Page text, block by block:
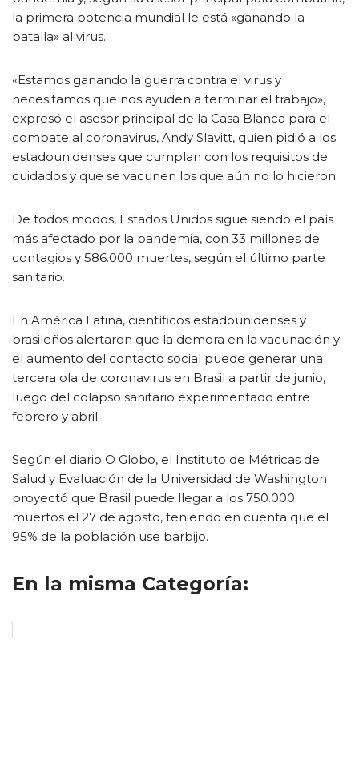
la primera potencia mundial le está «ganando la
batalla» al virus.
«Estamos ganando la guerra contra el virus y
necesitamos que nos ayuden a terminar el trabajo»,
expresó el asesor principal de la Casa Blanca para el
combate al coronavirus, Andy Slavitt, quien pidió a los
estadounidenses que cumplan con los requisitos de
cuidados y que se vacunen los que aún no lo hicieron.
De todos modos, Estados Unidos sigue siendo el país
más afectado por la pandemia, con 33 millones de
contagios y 586.000 muertes, según el último parte
sanitario.
En América Latina, científicos estadounidenses y
brasileños alertaron que la demora en la vacunación y
el aumento del contacto social puede generar una
tercera ola de coronavirus en Brasil a partir de junio,
luego del colapso sanitario experimentado entre
febrero y abril.
Según el diario O Globo, el Instituto de Métricas de
Salud y Evaluación de la Universidad de Washington
proyectó que Brasil puede llegar a los 750.000
muertos el 27 de agosto, teniendo en cuenta que el
95% de la población use barbijo.
En la misma Categoría: